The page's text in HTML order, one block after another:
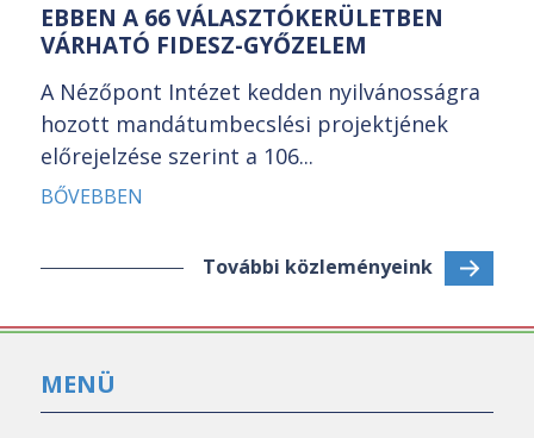
EBBEN A 66 VÁLASZTÓKERÜLETBEN
VÁRHATÓ FIDESZ-GYŐZELEM
A Nézőpont Intézet kedden nyilvánosságra
hozott mandátumbecslési projektjének
előrejelzése szerint a 106...
BŐVEBBEN
További közleményeink
MENÜ